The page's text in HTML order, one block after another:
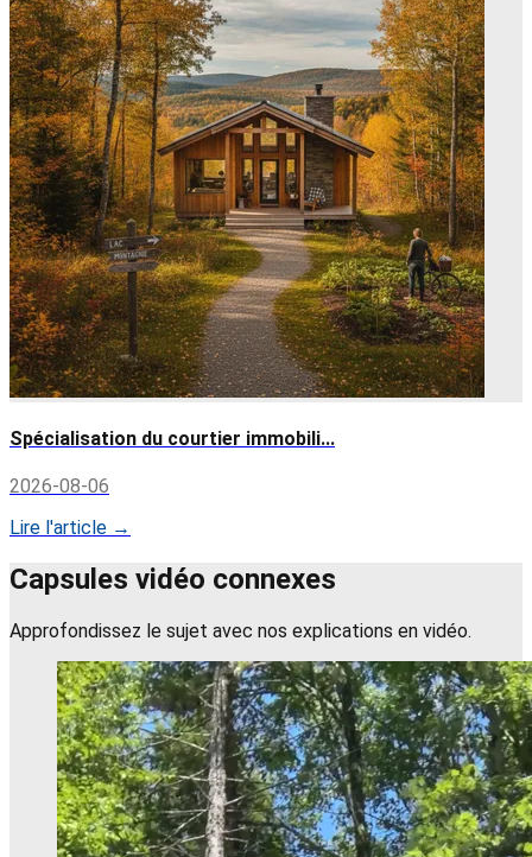
Spécialisation du courtier immobili...
2026-08-06
Lire l'article →
Capsules vidéo connexes
Approfondissez le sujet avec nos explications en vidéo.